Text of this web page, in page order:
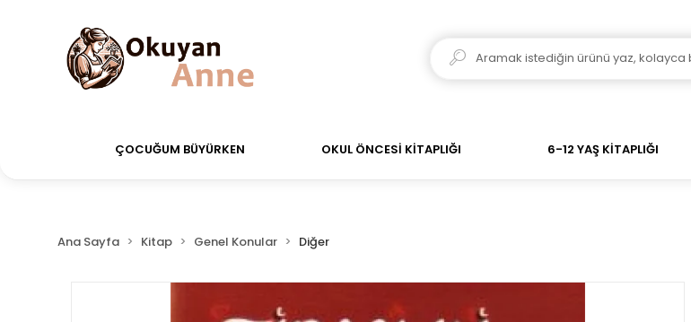
siparişler Aynı Gün Kargo! Saat 11:00'a kadar verdiğiniz siparişler Aynı Gün
ÇOCUĞUM BÜYÜRKEN OKUL ÖNCESİ KİTAPLIĞI 6-12 YAŞ KİTAPLIĞI
Ana Sayfa Kitap Genel Konular Diğer